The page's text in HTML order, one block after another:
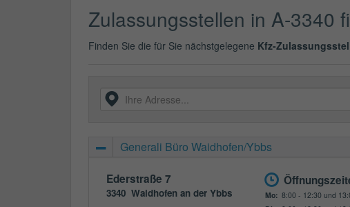
Zulassungsstellen in A-3340
Finden Sie die für Sie nächstgelegene Kfz-
Generali Büro Waidhofen/Ybbs
Ederstraße 7
3340 Waidhofen an der Ybbs Mo: 8:00 - 12:30 und